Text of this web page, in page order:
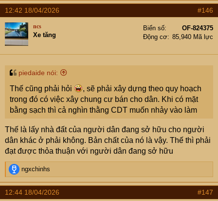
a
c
t
i
o
n
s
12:42 18/04/2026 #146
ncs
Xe tăng
Biển số
OF-824375
Động cơ
85,940 Mã lực
piedaide nói:
Thế cũng phải hỏi
, sẽ phải xây dựng theo quy hoạch
trong đó có việc xây chung cư bán cho dân. Khi có mặt
bằng sạch thì cả nghìn thằng CDT muốn nhảy vào làm
Thế là lấy nhà đất của người dân đang sở hữu cho người
dân khác ở phải không. Bản chất của nó là vậy. Thế thì phải
đạt được thỏa thuận với người dân đang sở hữu
R
e
a
c
ngxchinhs
12:44 18/04/2026 #147